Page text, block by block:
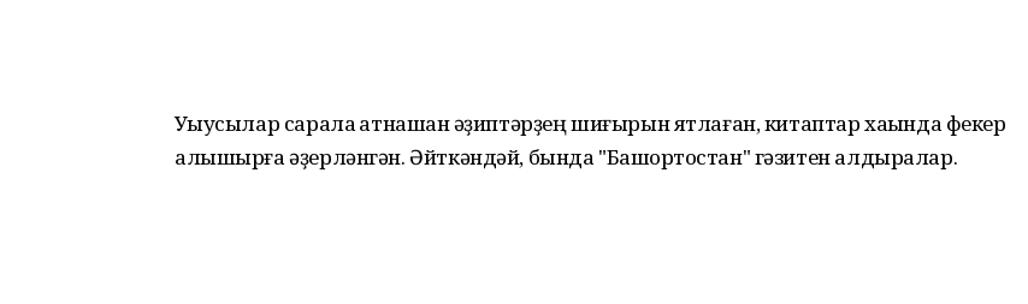
Уҡыусылар сарала ҡатнашҡан әҙиптәрҙең шиғырын ятлаған, китаптар хаҡында фекер
алышырға әҙерләнгән. Әйткәндәй, бында "Башҡортостан" гәзитен алдыралар.